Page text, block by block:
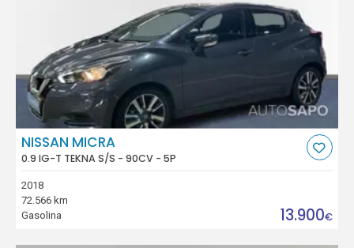
NISSAN MICRA
0.9 IG-T TEKNA S/S - 90CV - 5P
2018
72.566 km
Gasolina
13.900€